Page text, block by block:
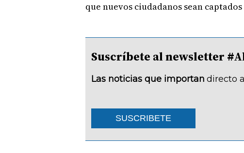
que nuevos ciudadanos sean
Suscríbete al newsletter
Las noticias que importan directo
SUSCRIBETE